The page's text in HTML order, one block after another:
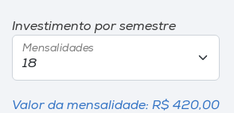
Investimento por semestre
Mensalidades
Valor da mensalidade: R$ 420,00